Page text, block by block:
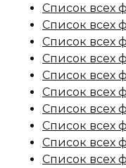
Список всех
Список всех
Список всех
Список всех
Список всех
Список всех
Список всех
Список всех
Список всех
Список всех